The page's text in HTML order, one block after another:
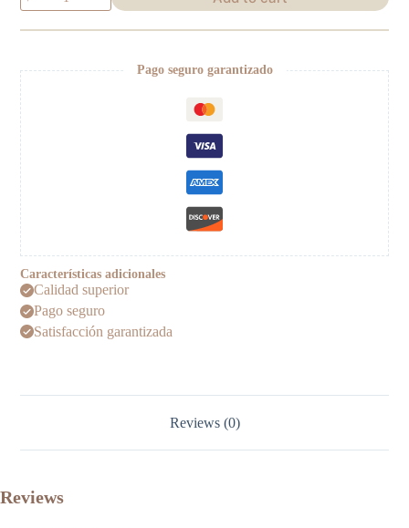
de
Pago seguro garantizado
Características adicionales
Calidad superior
Pago seguro
Satisfacción garantizada
Reviews (0)
Reviews